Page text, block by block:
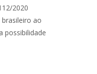
2020
ao
possibilidade